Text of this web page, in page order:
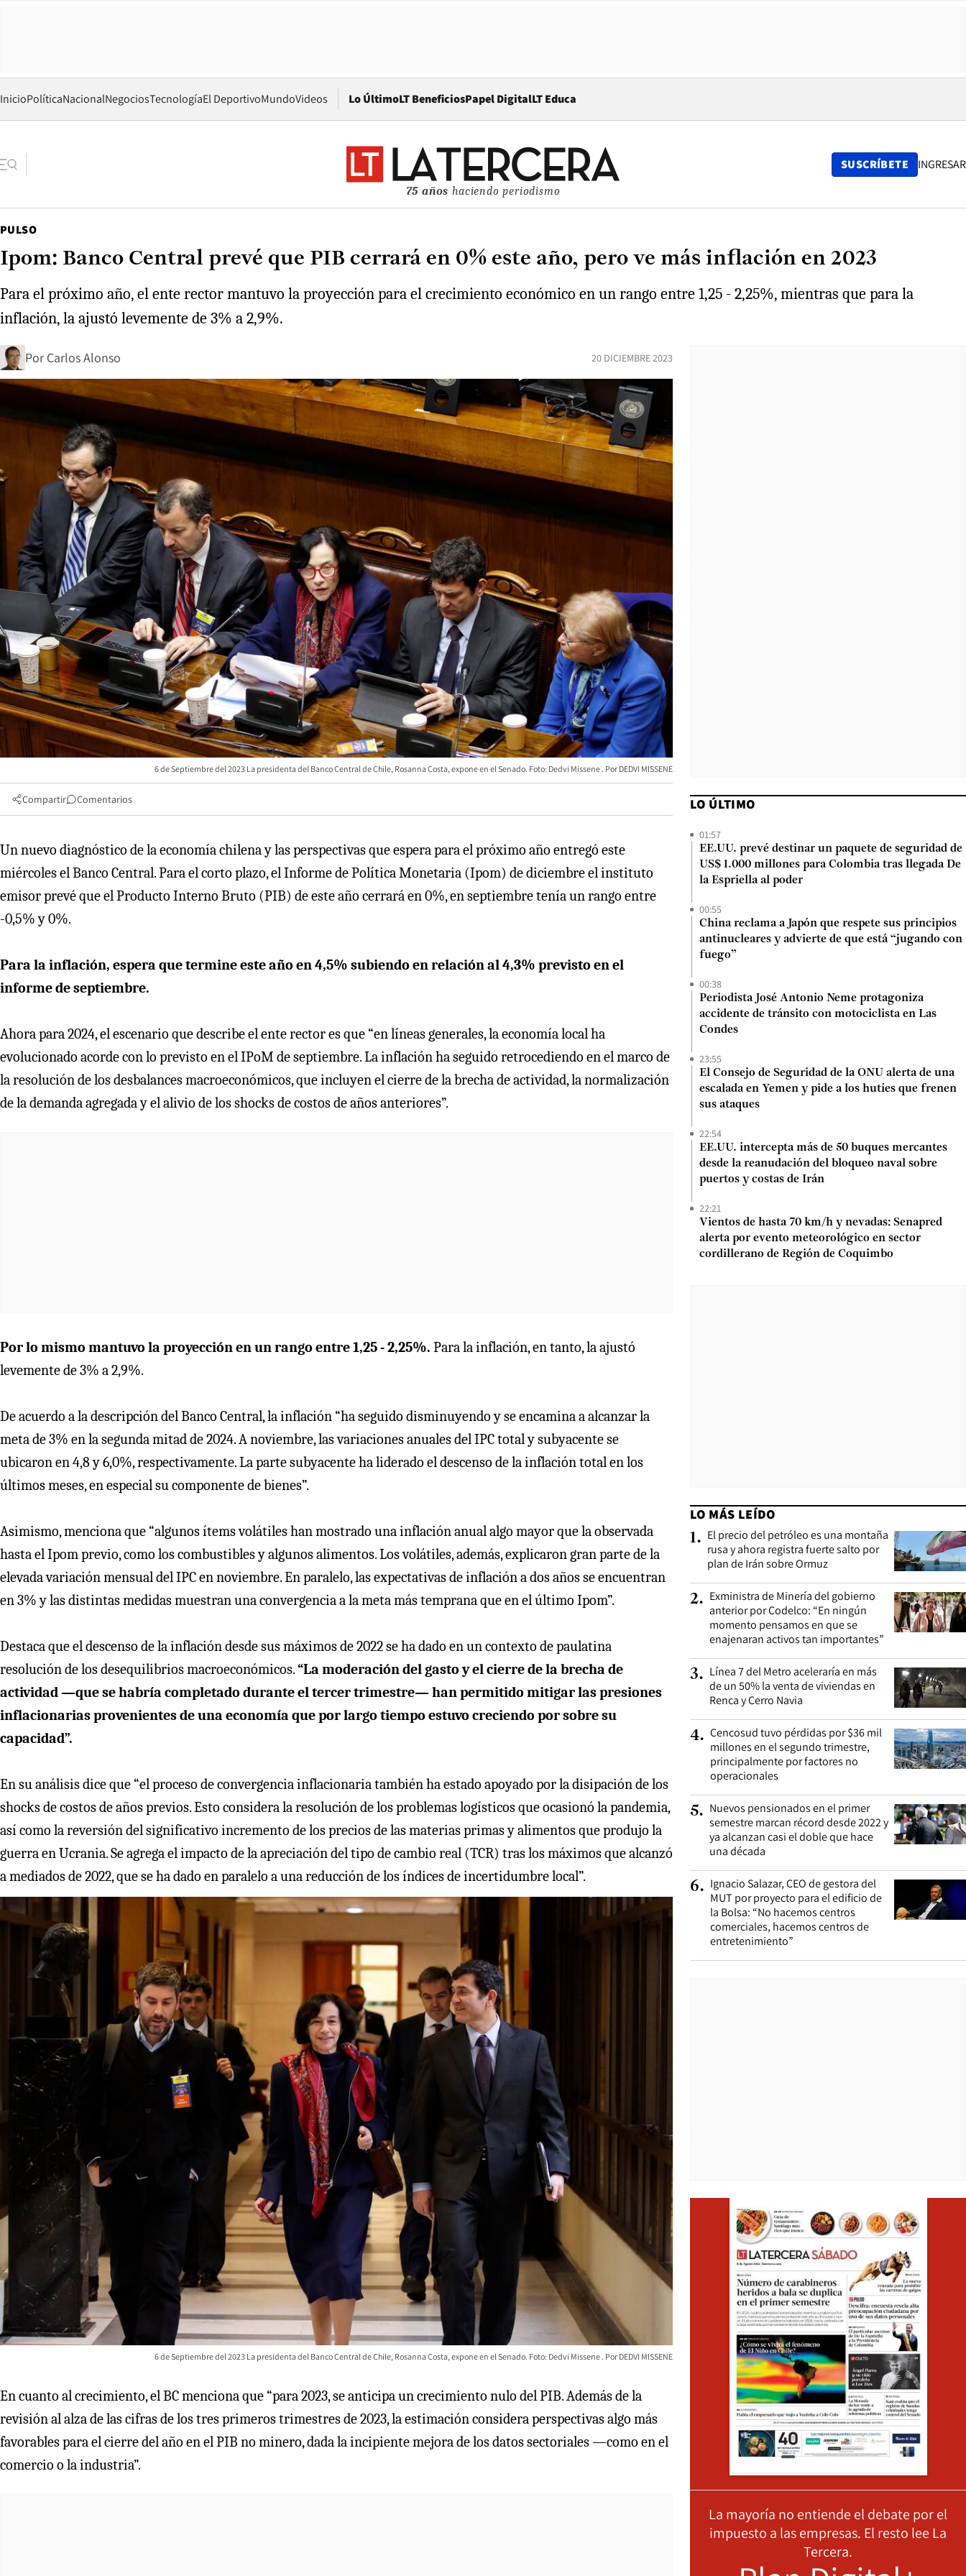
InicioPolíticaNacionalNegociosTecnologíaEl DeportivoMundoVideos Lo ÚltimoLT BeneficiosPapel DigitalOpens in new window
LT Educa
75 años haciendo periodismo
SUSCRÍBETE INGRESAR
PULSO
Ipom: Banco Central prevé que PIB cerrará en 0% este año, pero ve más inflación en 2023
Para el próximo año, el ente rector mantuvo la proyección para el crecimiento económico en un rango entre 1,25 - 2,25%, mientras que para la
inflación, la ajustó levemente de 3% a 2,9%.
Por Carlos Alonso 20 DICIEMBRE 2023
6 de Septiembre del 2023 La presidenta del Banco Central de Chile, Rosanna Costa, expone en el Senado. Foto: Dedvi Missene DEDVI MISSENE
Compartir Comentarios
Un nuevo diagnóstico de la economía chilena y las perspectivas que espera para el próximo año entregó este
miércoles el Banco Central. Para el corto plazo, el Informe de Política Monetaria (Ipom) de diciembre el instituto
emisor prevé que el Producto Interno Bruto (PIB) de este año cerrará en 0%, en septiembre tenía un rango entre
-0,5% y 0%.
Para la inflación, espera que termine este año en 4,5% subiendo en relación al 4,3% previsto en el
informe de septiembre.
Ahora para 2024, el escenario que describe el ente rector es que “en líneas generales, la economía local ha
evolucionado acorde con lo previsto en el IPoM de septiembre. La inflación ha seguido retrocediendo en el marco de
la resolución de los desbalances macroeconómicos, que incluyen el cierre de la brecha de actividad, la normalización
de la demanda agregada y el alivio de los shocks de costos de años anteriores”.
Por lo mismo mantuvo la proyección en un rango entre 1,25 - 2,25%. Para la inflación, en tanto, la ajustó
levemente de 3% a 2,9%.
De acuerdo a la descripción del Banco Central, la inflación “ha seguido disminuyendo y se encamina a alcanzar la
meta de 3% en la segunda mitad de 2024. A noviembre, las variaciones anuales del IPC total y subyacente se
ubicaron en 4,8 y 6,0%, respectivamente. La parte subyacente ha liderado el descenso de la inflación total en los
últimos meses, en especial su componente de bienes”.
Asimismo, menciona que “algunos ítems volátiles han mostrado una inflación anual algo mayor que la observada
hasta el Ipom previo, como los combustibles y algunos alimentos. Los volátiles, además, explicaron gran parte de la
elevada variación mensual del IPC en noviembre. En paralelo, las expectativas de inflación a dos años se encuentran
en 3% y las distintas medidas muestran una convergencia a la meta más temprana que en el último Ipom”.
Destaca que el descenso de la inflación desde sus máximos de 2022 se ha dado en un contexto de paulatina
resolución de los desequilibrios macroeconómicos.“La moderación del gasto y el cierre de la brecha de
actividad —que se habría completado durante el tercer trimestre— han permitido mitigar las presiones
inflacionarias provenientes de una economía que por largo tiempo estuvo creciendo por sobre su
capacidad”.
En su análisis dice que “el proceso de convergencia inflacionaria también ha estado apoyado por la disipación de los
shocks de costos de años previos. Esto considera la resolución de los problemas logísticos que ocasionó la pandemia,
así como la reversión del significativo incremento de los precios de las materias primas y alimentos que produjo la
guerra en Ucrania. Se agrega el impacto de la apreciación del tipo de cambio real (TCR) tras los máximos que alcanzó
a mediados de 2022, que se ha dado en paralelo a una reducción de los índices de incertidumbre local”.
6 de Septiembre del 2023 La presidenta del Banco Central de Chile, Rosanna Costa, expone en el Senado. Foto: Dedvi Missene DEDVI MISSENE
En cuanto al crecimiento, el BC menciona que “para 2023, se anticipa un crecimiento nulo del PIB. Además de la
revisión al alza de las cifras de los tres primeros trimestres de 2023, la estimación considera perspectivas algo más
favorables para el cierre del año en el PIB no minero, dada la incipiente mejora de los datos sectoriales —como en el
comercio o la industria”.
LO ÚLTIMO
01:57
EE.UU. prevé destinar un paquete de seguridad de
US$ 1.000 millones para Colombia tras llegada De
la Espriella al poder
00:55
China reclama a Japón que respete sus principios
antinucleares y advierte de que está “jugando con
fuego”
00:38
Periodista José Antonio Neme protagoniza
accidente de tránsito con motociclista en Las
Condes
23:55
El Consejo de Seguridad de la ONU alerta de una
escalada en Yemen y pide a los hutíes que frenen
sus ataques
22:54
EE.UU. intercepta más de 50 buques mercantes
desde la reanudación del bloqueo naval sobre
puertos y costas de Irán
22:21
Vientos de hasta 70 km/h y nevadas: Senapred
alerta por evento meteorológico en sector
cordillerano de Región de Coquimbo
LO MÁS LEÍDO
1. El precio del petróleo es una montaña
rusa y ahora registra fuerte salto por
plan de Irán sobre Ormuz
2. Exministra de Minería del gobierno
anterior por Codelco: “En ningún
momento pensamos en que se
enajenaran activos tan importantes”
3. Línea 7 del Metro aceleraría en más
de un 50% la venta de viviendas en
Renca y Cerro Navia
4. Cencosud tuvo pérdidas por $36 mil
millones en el segundo trimestre,
principalmente por factores no
operacionales
5. Nuevos pensionados en el primer
semestre marcan récord desde 2022 y
ya alcanzan casi el doble que hace
una década
6. Ignacio Salazar, CEO de gestora del
MUT por proyecto para el edificio de
la Bolsa: “No hacemos centros
comerciales, hacemos centros de
entretenimiento”
La mayoría no entiende el debate por el
impuesto a las empresas. El resto lee La
Tercera.